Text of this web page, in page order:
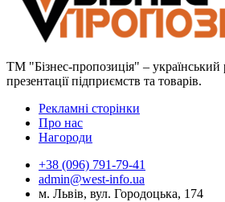
ТМ "Бізнес-пропозиція" – український
презентації підприємств та товарів.
Рекламні сторінки
Про нас
Нагороди
+38 (096) 791-79-41
admin@west-info.ua
м. Львів, вул. Городоцька, 174